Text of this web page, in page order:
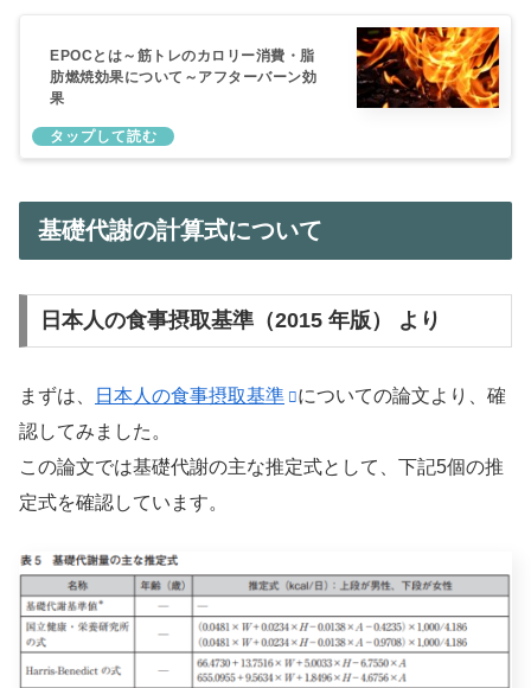
EPOCとは～筋トレのカロリー消費・脂
肪燃焼効果について～アフターバーン効
果
基礎代謝の計算式について
日本人の食事摂取基準（2015 年版） より
まずは、 日本人の食事摂取基準
についての論文より、確
認してみました。
この論文では基礎代謝の主な推定式として、下記5個の推
定式を確認しています。